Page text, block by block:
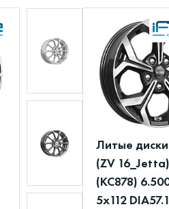
Литые
(ZV 16_Jetta)
(КС878)
5x112